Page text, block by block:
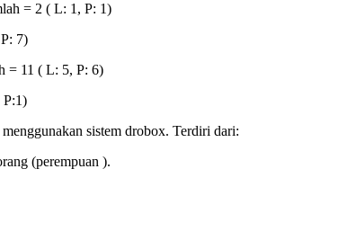
= 2 ( L: 1, P: 1)
7)
= 11 ( L: 5, P: 6)
P:1)
sistem drobox. Terdiri dari:
(perempuan ).